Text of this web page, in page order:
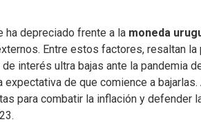
ha depreciado frente a la moneda
Entre estos factores, resaltan la
interés ultra bajas ante la pandemia
de que comience a
para combatir la inflación y defender